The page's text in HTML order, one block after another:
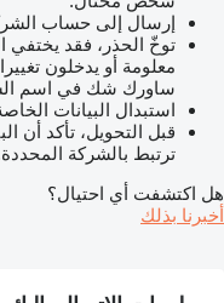
إرسال إلى حساب
توخّ الحذر، فقد
معلومة أو يدخلون
ساورك شك في اسم
استبدال البيانات
قبل التحويل، تأكد أن
ترتبط بالشركة
هل اكتشفت أي احتيال؟
أخبرنا بذلك